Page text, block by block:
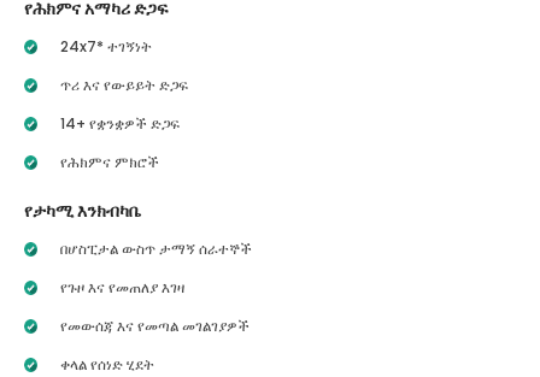
የሕክምና አማካሪ ድጋፍ
24x7* ተገኝነት
ጥሪ እና የውይይት ድጋፍ
14+ የቋንቋዎች ድጋፍ
የሕክምና ምክሮች
የታካሚ እንክብካቤ
በሆስፒታል ውስጥ ታማኝ ሰራተኞች
የጉዞ እና የመጠለያ እገዛ
የመውሰጃ እና የመጣል መገልገያዎች
ቀላል የሰነድ ሂደት